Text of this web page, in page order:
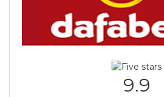
9.9